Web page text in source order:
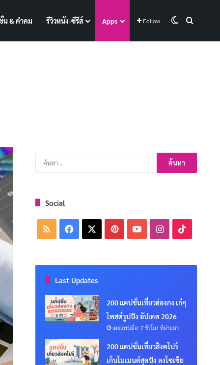
น & คำคม รีวิวหนัง-ซีรีส์ Apps Follow Switch skin
ค้นหา
สำหรับ:
Social
RSS Facebook PinterestYouTubeInstagram
Last Updates
200 แคปชั่นเที่ยวฮ่องกง เก๋ๆ
โพสต์รูปปัง อัปเดต 2026
เผยแพร่เมื่อ: 7 ชั่วโมง ที่ผ่านมา
200 แคปชั่นเที่ยวสิงคโปร์
เก็บโมเมนต์สุดปัง ลงโซเชีย